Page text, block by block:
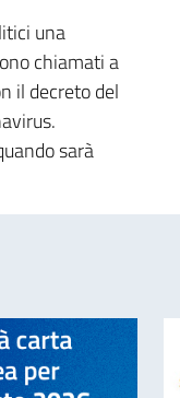
una
chiamati a
il decreto del
sarà